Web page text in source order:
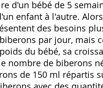
d'un bébé de 5
enfant à l'autre.
des besoins
par jour, mais
du bébé, sa
nombre de biberons
de 150 ml répartis